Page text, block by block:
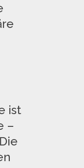
ist
–